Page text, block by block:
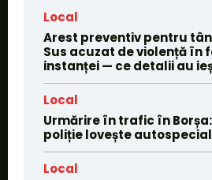
Local
Arest preventiv pentru
Sus acuzat de violență în
instanței — ce detalii au
Local
Urmărire în trafic în
poliție lovește
Local